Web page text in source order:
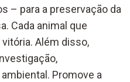
– para a preservação da
Cada animal que
Além disso,
Promove a